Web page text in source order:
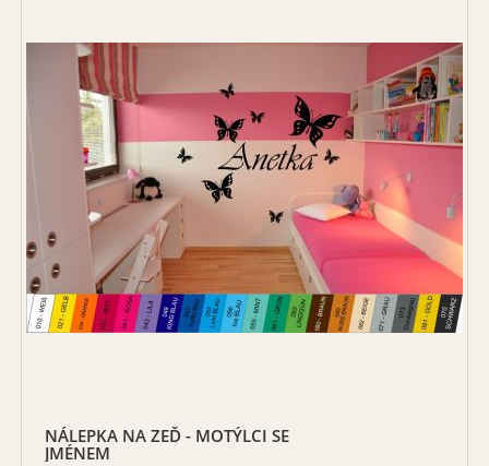
NÁLEPKA NA ZEĎ - MOTÝLCI SE
JMÉNEM